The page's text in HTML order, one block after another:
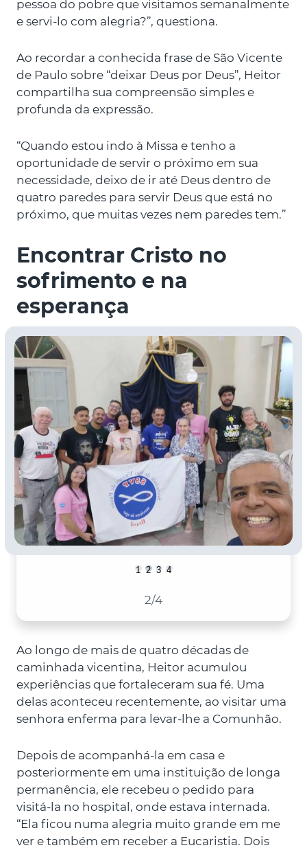
pessoa do pobre que visitamos semanalmente
e servi-lo com alegria?”, questiona.
Ao recordar a conhecida frase de São Vicente
de Paulo sobre “deixar Deus por Deus”, Heitor
compartilha sua compreensão simples e
profunda da expressão.
“Quando estou indo à Missa e tenho a
oportunidade de servir o próximo em sua
necessidade, deixo de ir até Deus dentro de
quatro paredes para servir Deus que está no
próximo, que muitas vezes nem paredes tem.”
Encontrar Cristo no
sofrimento e na
esperança
1 2 3 4
2/4
Ao longo de mais de quatro décadas de
caminhada vicentina, Heitor acumulou
experiências que fortaleceram sua fé. Uma
delas aconteceu recentemente, ao visitar uma
senhora enferma para levar-lhe a Comunhão.
Depois de acompanhá-la em casa e
posteriormente em uma instituição de longa
permanência, ele recebeu o pedido para
visitá-la no hospital, onde estava internada.
“Ela ficou numa alegria muito grande em me
ver e também em receber a Eucaristia. Dois